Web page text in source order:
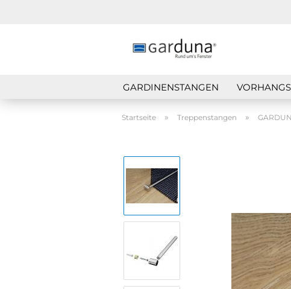
GARDINENSTANGEN
Startseite » Treppenstangen »